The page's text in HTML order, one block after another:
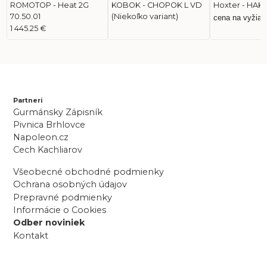
ROMOTOP - Heat 2G
70.50.01
1 445.25 €
KOBOK - CHOPOK L VD
(Niekoľko variant)
Hoxter -
cena na
Partneri
Gurmánsky Zápisník
Pivnica Brhlovce
Napoleon.cz
Cech Kachliarov
Všeobecné obchodné podmienky
Ochrana osobných údajov
Prepravné podmienky
Informácie o Cookies
Odber noviniek
Kontakt